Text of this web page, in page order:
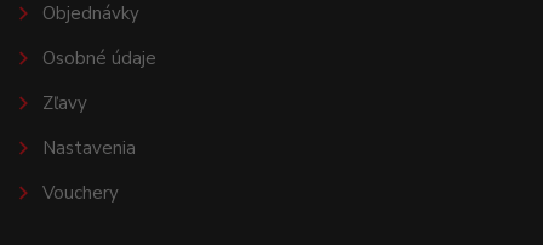
Objednávky
Osobné údaje
Zľavy
Nastavenia
Vouchery